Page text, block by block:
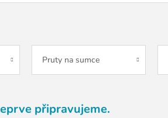
Pruty na sumce
připravujeme.